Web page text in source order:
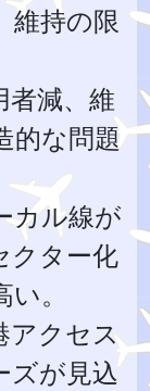
維持の限
者減、維
的な問題
カル線が
クター化
。
アクセス
ズが見込